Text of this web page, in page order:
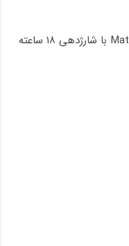
لپ‌تاپ فوق‌سبک هواوی MateBook Pro S با شارژدهی ۱۸ ساعته